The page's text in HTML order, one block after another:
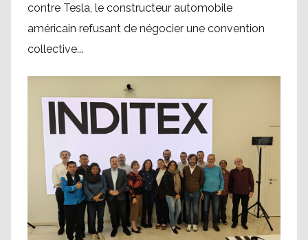
contre Tesla, le constructeur automobile
américain refusant de négocier une convention
collective...